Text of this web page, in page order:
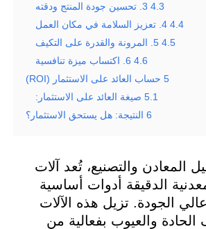
4.3 3. تحسين جودة المنتج ودقته
4.4 4. تعزيز السلامة في مكان العمل
4.5 5. المرونة والقدرة على التكيف
4.6 6. اكتساب ميزة تنافسية
5 حساب العائد على الاستثمار (ROI)
5.1 صيغة العائد على الاستثمار:
6 النتيجة: هل يستحق الاستثمار؟
والتصنيع، تُعد آلات
الدقيقة أدوات أساسية
الجودة. تزيل هذه الآلات
الحادة والعيوب بفعالية من